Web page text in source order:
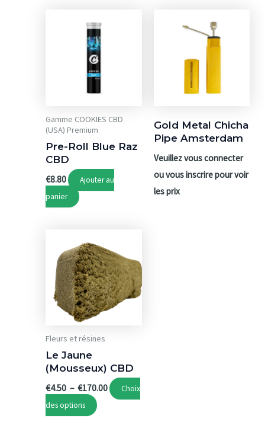
variations.
Les
options
être
sur
page
du
Gamme COOKIES CBD
(USA) Premium
Pre-Roll Blue Raz
CBD
€8.80
Ajouter au
panier
Gold Metal Chicha
Pipe Amsterdam
Veuillez vous connecter
ou vous inscrire pour voir
les prix
Fleurs et résines
Le Jaune
(Mousseux) CBD
€4.50 – €170.00Plage
de
Choix
des options
Ce